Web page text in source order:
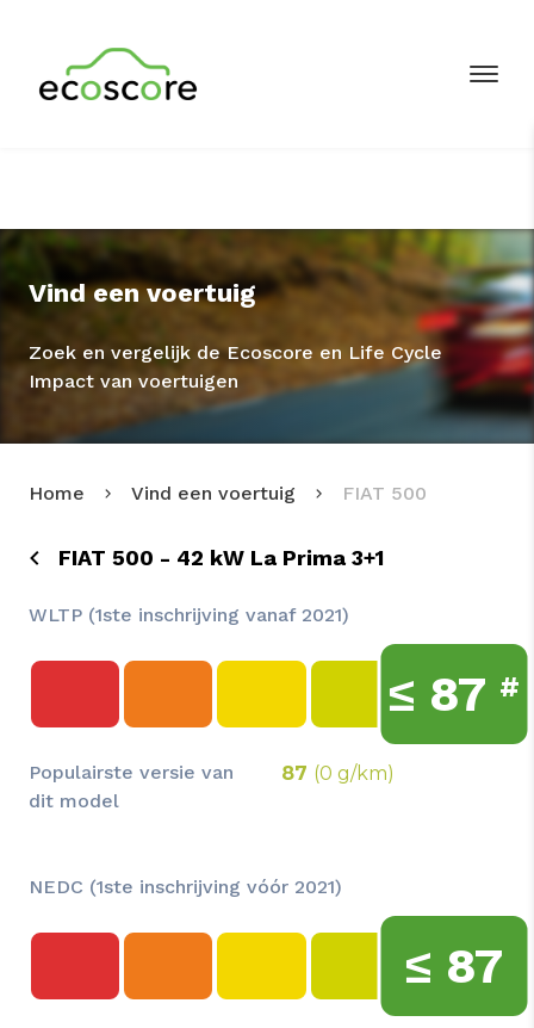
Vind een voertuig
Zoek en vergelijk de Ecoscore en Life Cycle
Impact van voertuigen
Home Vind een voertuig FIAT 500
FIAT 500 - 42 kW La Prima 3+1
WLTP (1ste inschrijving vanaf 2021)
≤ 87 #
Populairste versie van
dit model
87 (0 g/km)
NEDC (1ste inschrijving vóór 2021)
≤ 87